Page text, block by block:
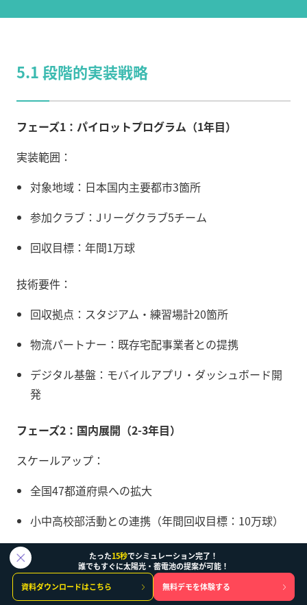
5.1 段階的実装戦略
フェーズ1：パイロットプログラム（1年目）
実装範囲：
対象地域：日本国内主要都市3箇所
参加クラブ：Jリーグクラブ5チーム
回収目標：年間1万球
技術要件：
回収拠点：スタジアム・練習場計20箇所
物流パートナー：既存宅配事業者との提携
デジタル基盤：モバイルアプリ・ダッシュボード開
発
フェーズ2：国内展開（2-3年目）
スケールアップ：
全国47都道府県への拡大
小中高校部活動との連携（年間回収目標：10万球）
企業CSR活動としての法人参画促進
フェーズ3：グローバル展開（4-5年目）
たった15秒でシミュレーション完了！
誰でもすぐに太陽光・蓄電池の提案が可能！
資料ダウンロードはこちら
無料デモを体験する